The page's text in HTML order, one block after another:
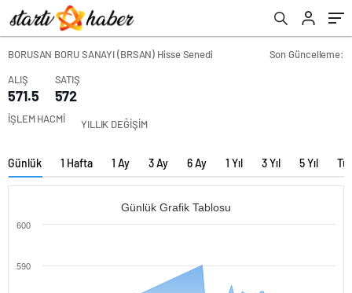
BORUSAN BORU SANAYI (BRSAN) Hisse Senedi
Son Güncelleme:
ALIŞ
571.5
SATIŞ
572
İŞLEM HACMİ YILLIK DEĞİŞİM
Günlük 1 Hafta 1 Ay 3 Ay 6 Ay 1 Yıl 3 Yıl 5 Yıl
Günlük Grafik Tablosu
590
600